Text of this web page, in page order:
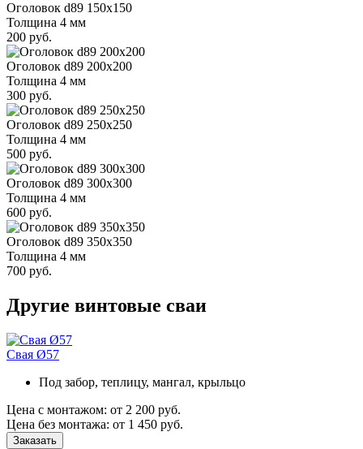
Оголовок d89 150х150
Толщина 4 мм
200 руб.
Оголовок d89 200х200
Толщина 4 мм
300 руб.
Оголовок d89 250х250
Толщина 4 мм
500 руб.
Оголовок d89 300х300
Толщина 4 мм
600 руб.
Оголовок d89 350х350
Толщина 4 мм
700 руб.
Другие винтовые сваи
Свая Ø57
Под забор, теплицу, мангал, крыльцо
Цена с монтажом: от 2 200 руб.
Цена без монтажа: от 1 450 руб.
Заказать